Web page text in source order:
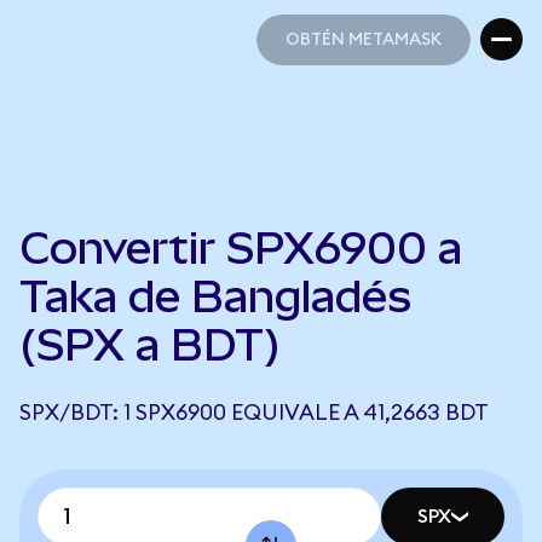
OBTÉN METAMASK
Convertir SPX6900 a
Taka de Bangladés
(SPX a BDT)
SPX/BDT: 1 SPX6900 EQUIVALE A 41,2663 BDT
SPX